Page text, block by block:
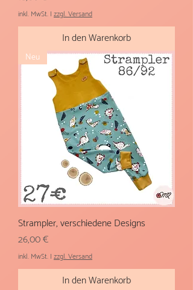
inkl. MwSt. | zzgl. Versand
In den Warenkorb
Neu
Strampler, verschiedene Designs
Preis
26,00 €
inkl. MwSt. | zzgl. Versand
In den Warenkorb